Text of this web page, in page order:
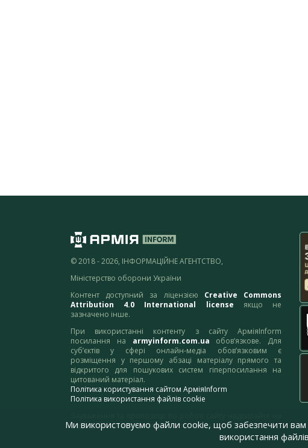
© 2018 - 2026, ІНФОРМАЦІЙНЕ АГЕНТСТВО,
Міністерство оборони України
Контент доступний за ліцензією Creative Commons
Attribution 4.0 International license якщо не
зазначено інше.
При використанні контенту з сайту АрміяInform
посилання на armyinform.com.ua обов’язкове. Для
суб’єктів у сфері онлайн-медіа обов’язковим є
розміщення у першому абзаці матеріалу прямого та
відкритого для пошукових систем гіперпосилання на
цитований матеріал.
Політика користування сайтом АрміяInform
Політика використання файлів cookie
адресу:webmaster@armyinform.com.ua
Ми використовуємо файли cookie, щоб забезпечити
використання